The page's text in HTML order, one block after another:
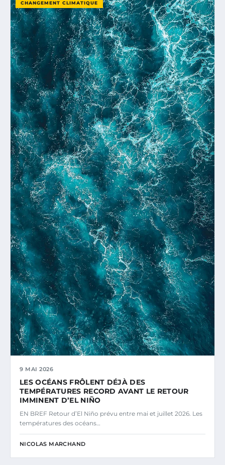
CHANGEMENT CLIMATIQUE
9 MAI 2026
LES OCÉANS FRÔLENT DÉJÀ DES
TEMPÉRATURES RECORD AVANT LE RETOUR
IMMINENT D’EL NIÑO
EN BREF Retour d’El Niño prévu entre mai et juillet 2026. Les
températures des océans…
NICOLAS MARCHAND